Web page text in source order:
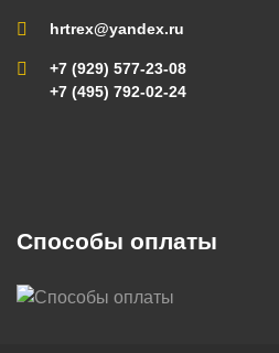
hrtrex@yandex.ru
+7 (929) 577-23-08
+7 (495) 792-02-24
Способы оплаты